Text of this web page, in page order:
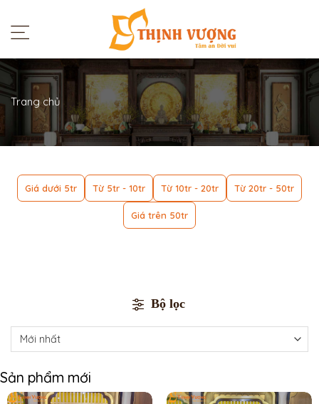
Trang chủ
Giá dưới 5tr Từ 5tr - 10tr Từ 10tr - 20tr Từ 20tr - 50tr
Giá trên 50tr
Bộ lọc
Sản phẩm mới